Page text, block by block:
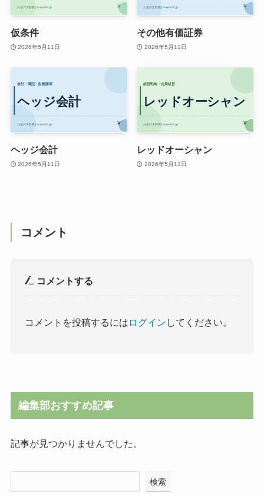
仮条件
2026年5月11日
その他有価証券
2026年5月11日
ヘッジ会計
2026年5月11日
レッドオーシャン
2026年5月11日
コメント
コメントする
コメントを投稿するには ログイン してください。
編集部おすすめ記事
記事が見つかりませんでした。
検索